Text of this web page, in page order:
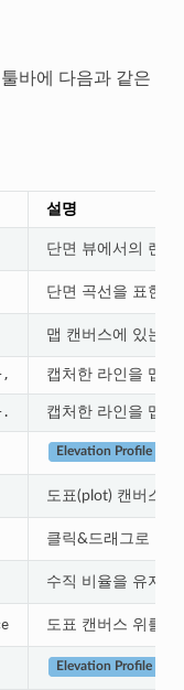
바에 다음과 같은
설명
단면 뷰에서의 렌
단면 곡선을 표현
맵 캔버스에 있는
, 캡처한 라인을 맵
. 캡처한 라인을 맵
Elevation Profile
도표(plot) 캔버스
클릭&드래그로 도
수직 비율을 유지
도표 캔버스 위를
Elevation Profile